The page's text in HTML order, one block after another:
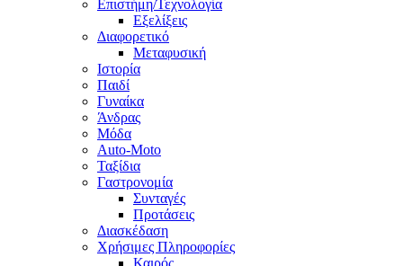
Επιστήμη/Τεχνολογία
Εξελίξεις
Διαφορετικό
Μεταφυσική
Ιστορία
Παιδί
Γυναίκα
Άνδρας
Μόδα
Auto-Moto
Ταξίδια
Γαστρονομία
Συνταγές
Προτάσεις
Διασκέδαση
Χρήσιμες Πληροφορίες
Καιρός